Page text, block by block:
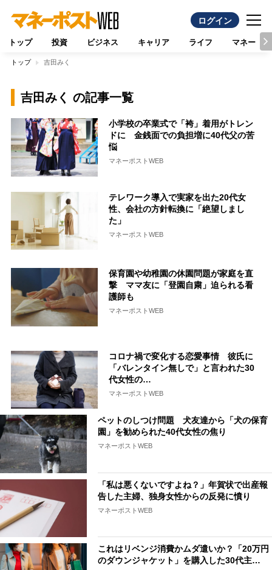
ログイン
トップ 投資 ビジネス キャリア ライフ マネー
トップ 吉田みく
吉田みく の記事一覧
小学校の卒業式で「袴」着用がトレン
ドに 金銭面での負担増に40代父の苦
悩
マネーポストWEB
テレワーク導入で実家を出た20代女
性、会社の方針転換に「絶望しまし
た」
マネーポストWEB
保育園や幼稚園の休園問題が家庭を直
撃 ママ友に「登園自粛」迫られる看
護師も
マネーポストWEB
コロナ禍で変化する恋愛事情 彼氏に
「バレンタイン無しで」と言われた30
代女性の…
マネーポストWEB
ペットのしつけ問題 犬友達から「犬の保育
園」を勧められた40代女性の焦り
マネーポストWEB
「私は悪くないですよね？」年賀状で出産報
告した主婦、独身女性からの反発に憤り
マネーポストWEB
これはリベンジ消費かムダ遣いか？「20万円
のダウンジャケット」を購入した30代主…